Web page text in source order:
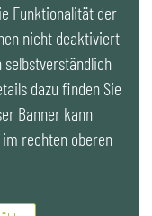
Funktionalität der
nicht deaktiviert
dazu finden Sie
Banner kann
rechten oberen